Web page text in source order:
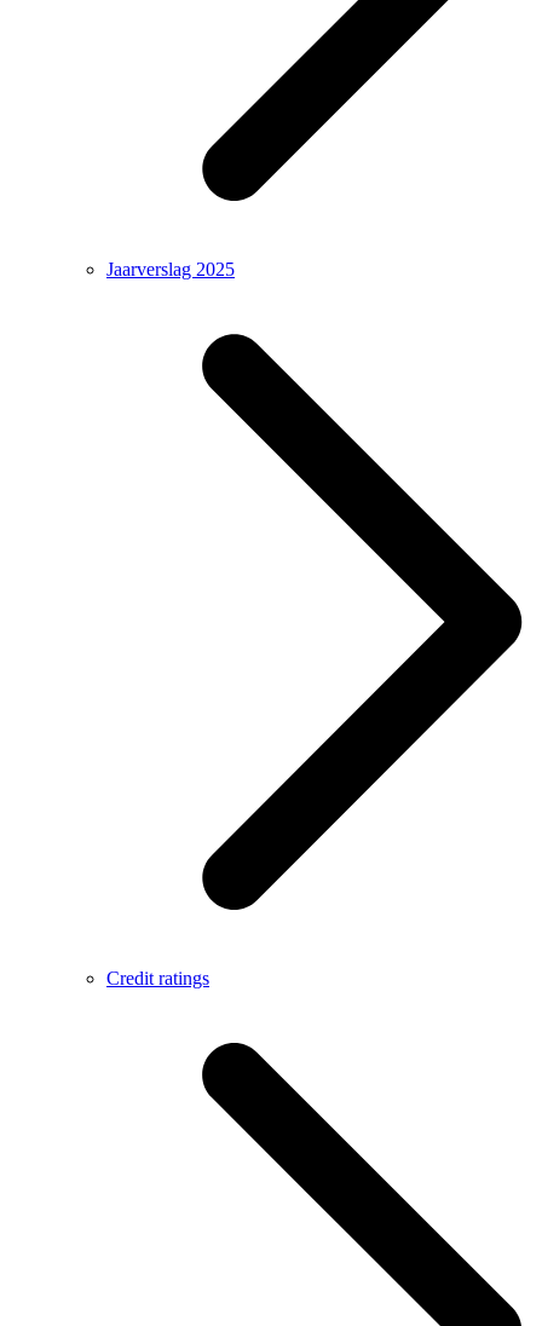
Jaarverslag 2025
Credit ratings